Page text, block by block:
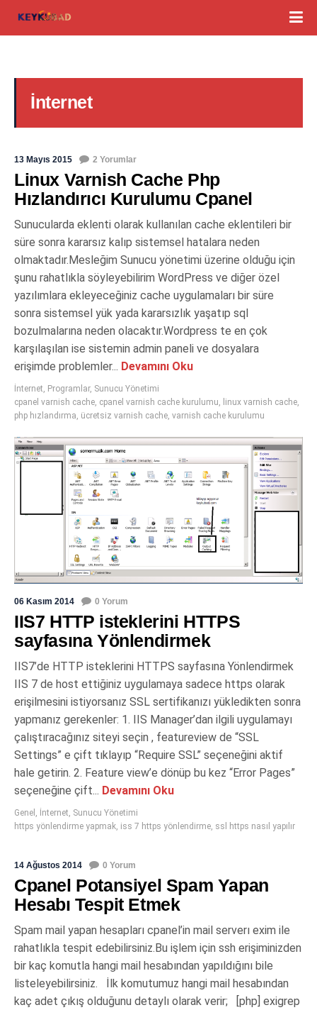
İnternet
13 Mayıs 2015 2 Yorumlar
Linux Varnish Cache Php
Hızlandırıcı Kurulumu Cpanel
Sunucularda eklenti olarak kullanılan cache eklentileri bir
süre sonra kararsız kalıp sistemsel hatalara neden
olmaktadır.Mesleğim Sunucu yönetimi üzerine olduğu için
şunu rahatlıkla söyleyebilirim WordPress ve diğer özel
yazılımlara ekleyeceğiniz cache uygulamaları bir süre
sonra sistemsel yük yada kararsızlık yaşatıp sql
bozulmalarına neden olacaktır.Wordpress te en çok
karşılaşılan ise sistemin admin paneli ve dosyalara
erişimde problemler... Devamını Oku
İnternet, Programlar, Sunucu Yönetimi
cpanel varnish cache, cpanel varnish cache kurulumu, linux varnish cache,
php hızlandırma, ücretsiz varnish cache, varnish cache kurulumu
06 Kasım 2014 0 Yorum
IIS7 HTTP isteklerini HTTPS
sayfasına Yönlendirmek
IIS7’de HTTP isteklerini HTTPS sayfasına Yönlendirmek
IIS 7 de host ettiğiniz uygulamaya sadece https olarak
erişilmesini istiyorsanız SSL sertifikanızı yükledikten sonra
yapmanız gerekenler: 1. IIS Manager’dan ilgili uygulamayı
çalıştıracağınız siteyi seçin , featureview de “SSL
Settings” e çift tıklayıp “Require SSL” seçeneğini aktif
hale getirin. 2. Feature view’e dönüp bu kez “Error Pages”
seçeneğine çift... Devamını Oku
Genel , İnternet, Sunucu Yönetimi
https yönlendirme yapmak, iss 7 https yönlendirme, ssl https nasıl yapılır
14 Ağustos 2014 0 Yorum
Cpanel Potansiyel Spam Yapan
Hesabı Tespit Etmek
Spam mail yapan hesapları cpanel’in mail serverı exim ile
rahatlıkla tespit edebilirsiniz.Bu işlem için ssh erişiminizden
bir kaç komutla hangi mail hesabından yapıldığını bile
listeleyebilirsiniz. İlk komutumuz hangi mail hesabından
kaç adet çıkış olduğunu detaylı olarak verir; [php] exigrep